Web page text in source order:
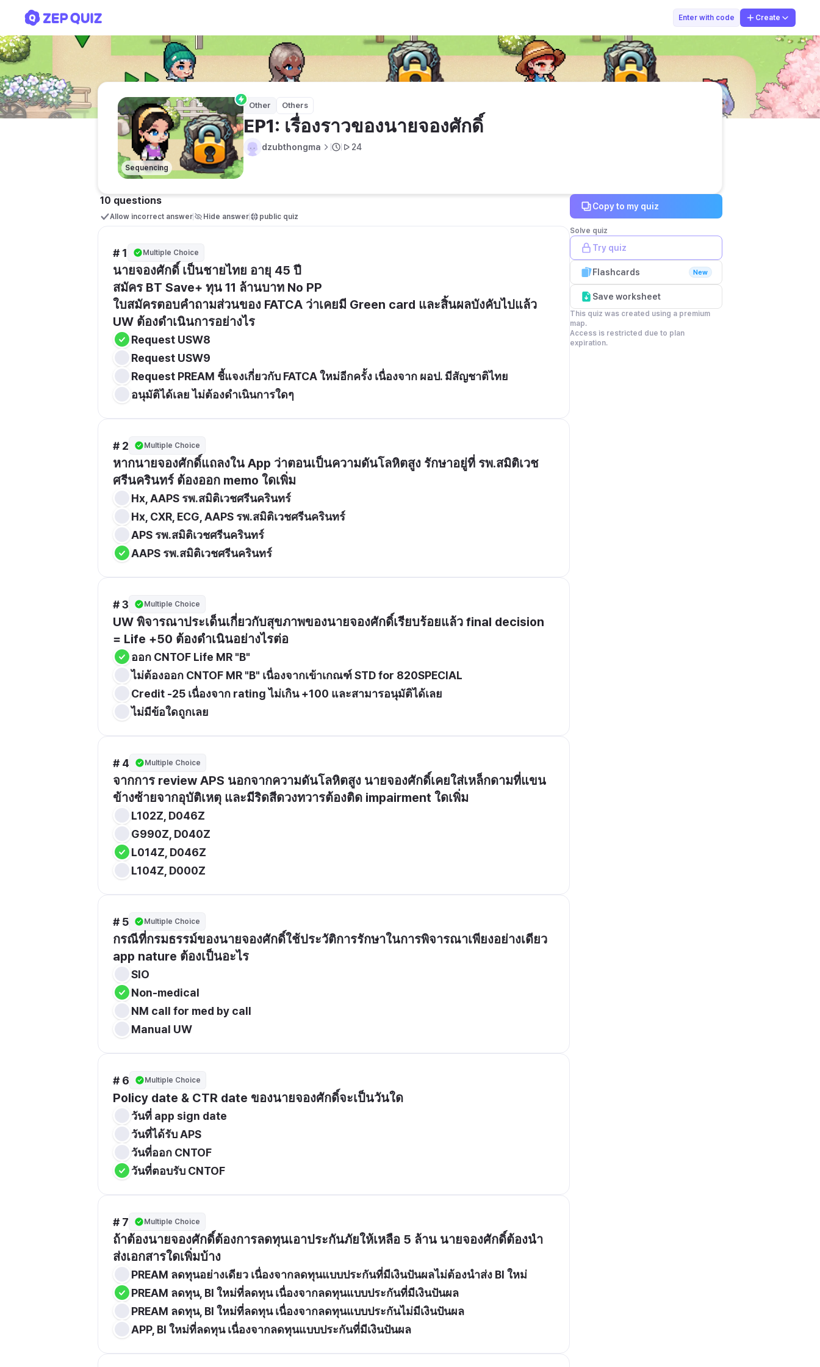
Enter with code Create
dzubthongma
Sequencing
Other Others
EP1: เรื่องราวของนายจองศักดิ์
dzubthongma 24
10 questions
Allow incorrect answer Hide answer public quiz
# 1 Multiple Choice
นายจองศักดิ์ เป็นชายไทย อายุ 45 ปี
สมัคร BT Save+ ทุน 11 ล้านบาท No PP
ใบสมัครตอบคำถามส่วนของ FATCA ว่าเคยมี Green card และสิ้นผลบังคับไปแล้ว
UW ต้องดำเนินการอย่างไร
Request USW8
Request USW9
Request PREAM ชี้แจงเกี่ยวกับ FATCA ใหม่อีกครั้ง เนื่องจาก ผอป. มีสัญชาติไทย
อนุมัติได้เลย ไม่ต้องดำเนินการใดๆ
# 2 Multiple Choice
หากนายจองศักดิ์แถลงใน App ว่าตอนเป็นความดันโลหิตสูง รักษาอยู่ที่ รพ.สมิติเวช
ศรีนครินทร์ ต้องออก memo ใดเพิ่ม
Hx, AAPS รพ.สมิติเวชศรีนครินทร์
Hx, CXR, ECG, AAPS รพ.สมิติเวชศรีนครินทร์
APS รพ.สมิติเวชศรีนครินทร์
AAPS รพ.สมิติเวชศรีนครินทร์
# 3 Multiple Choice
UW พิจารณาประเด็นเกี่ยวกับสุขภาพของนายจองศักดิ์เรียบร้อยแล้ว final decision
= Life +50 ต้องดำเนินอย่างไรต่อ
ออก CNTOF Life MR "B"
ไม่ต้องออก CNTOF MR "B" เนื่องจากเข้าเกณฑ์ STD for 820SPECIAL
Credit -25 เนื่องจาก rating ไม่เกิน +100 และสามารอนุมัติได้เลย
ไม่มีข้อใดถูกเลย
# 4 Multiple Choice
จากการ review APS นอกจากความดันโลหิตสูง นายจองศักดิ์เคยใส่เหล็กดามที่แขน
ข้างซ้ายจากอุบัติเหตุ และมีริดสีดวงทวารต้องติด impairment ใดเพิ่ม
L102Z, D046Z
G990Z, D040Z
L014Z, D046Z
L104Z, D000Z
# 5 Multiple Choice
กรณีที่กรมธรรม์ของนายจองศักดิ์ใช้ประวัติการรักษาในการพิจารณาเพียงอย่างเดียว
app nature ต้องเป็นอะไร
SIO
Non-medical
NM call for med by call
Manual UW
# 6 Multiple Choice
Policy date & CTR date ของนายจองศักดิ์จะเป็นวันใด
วันที่ app sign date
วันที่ได้รับ APS
วันที่ออก CNTOF
วันที่ตอบรับ CNTOF
# 7 Multiple Choice
ถ้าต้องนายจองศักดิ์ต้องการลดทุนเอาประกันภัยให้เหลือ 5 ล้าน นายจองศักดิ์ต้องนำ
ส่งเอกสารใดเพิ่มบ้าง
PREAM ลดทุนอย่างเดียว เนื่องจากลดทุนแบบประกันที่มีเงินปันผลไม่ต้องนำส่ง BI ใหม่
PREAM ลดทุน, BI ใหม่ที่ลดทุน เนื่องจากลดทุนแบบประกันที่มีเงินปันผล
PREAM ลดทุน, BI ใหม่ที่ลดทุน เนื่องจากลดทุนแบบประกันไม่มีเงินปันผล
APP, BI ใหม่ที่ลดทุน เนื่องจากลดทุนแบบประกันที่มีเงินปันผล
Copy to my quiz
Solve quiz
Try quiz
Flashcards New
Save worksheet
This quiz was created using a premium
map.
Access is restricted due to plan
expiration.